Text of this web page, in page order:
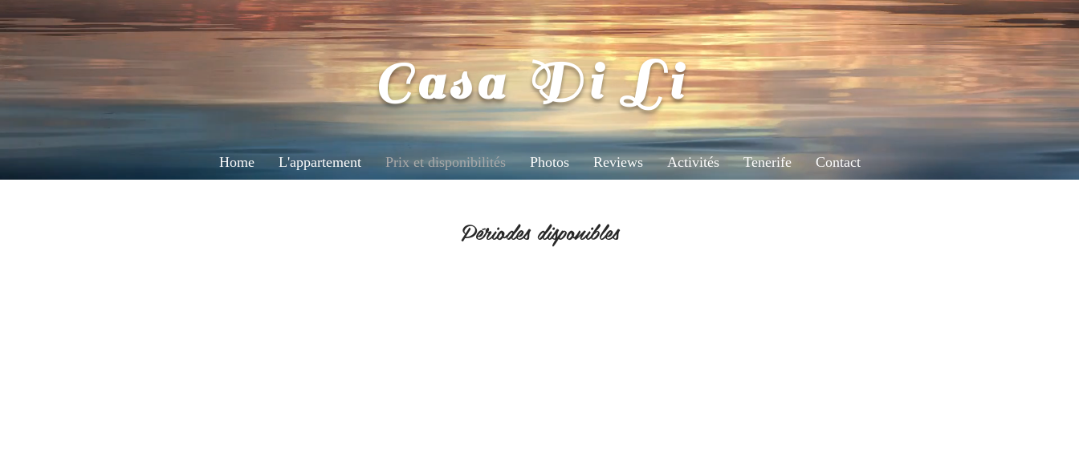
Casa Di Li
Home L'appartement Prix et disponibilités Photos Reviews Activités Tenerife Contact
Périodes disponibles